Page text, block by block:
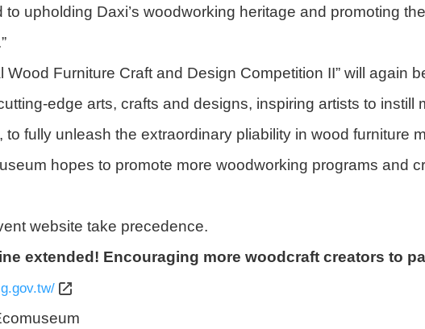
upholding Daxi’s woodworking heritage and promoting
Wood Furniture Craft and Design Competition II” will again
edge arts, crafts and designs, inspiring artists to
fully unleash the extraordinary pliability in wood furniture
hopes to promote more woodworking programs and
website take precedence.
extended! Encouraging more woodcraft creators to